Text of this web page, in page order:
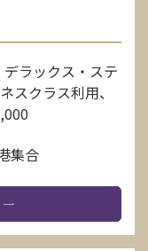
ラックス・ステ
クラス利用、
集合